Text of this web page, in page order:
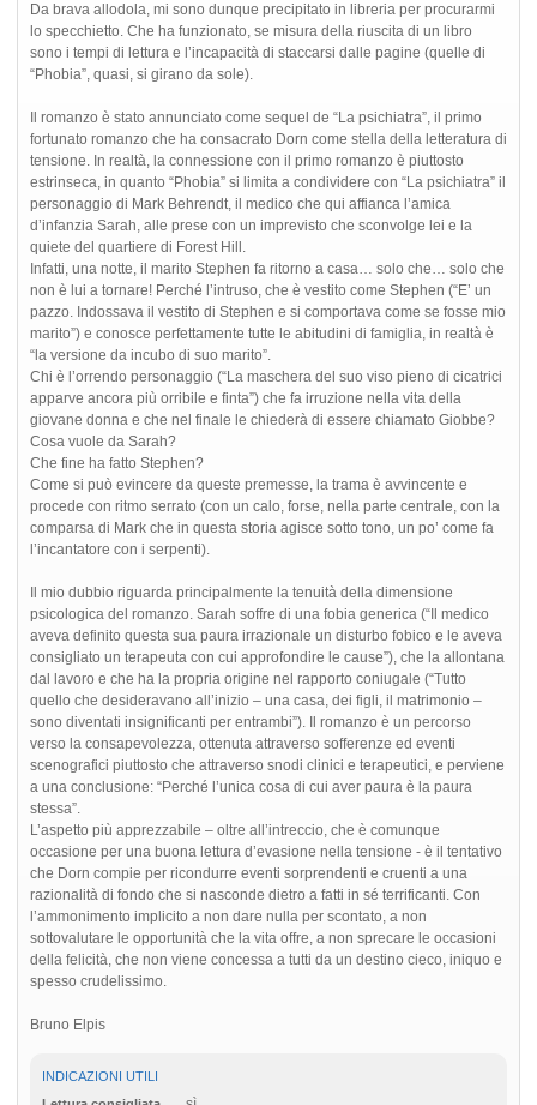
Da brava allodola, mi sono dunque precipitato in libreria per procurarmi
lo specchietto. Che ha funzionato, se misura della riuscita di un libro
sono i tempi di lettura e l’incapacità di staccarsi dalle pagine (quelle di
“Phobia”, quasi, si girano da sole).
Il romanzo è stato annunciato come sequel de “La psichiatra”, il primo
fortunato romanzo che ha consacrato Dorn come stella della letteratura di
tensione. In realtà, la connessione con il primo romanzo è piuttosto
estrinseca, in quanto “Phobia” si limita a condividere con “La psichiatra” il
personaggio di Mark Behrendt, il medico che qui affianca l’amica
d’infanzia Sarah, alle prese con un imprevisto che sconvolge lei e la
quiete del quartiere di Forest Hill.
Infatti, una notte, il marito Stephen fa ritorno a casa… solo che… solo che
non è lui a tornare! Perché l’intruso, che è vestito come Stephen (“E’ un
pazzo. Indossava il vestito di Stephen e si comportava come se fosse mio
marito”) e conosce perfettamente tutte le abitudini di famiglia, in realtà è
“la versione da incubo di suo marito”.
Chi è l’orrendo personaggio (“La maschera del suo viso pieno di cicatrici
apparve ancora più orribile e finta”) che fa irruzione nella vita della
giovane donna e che nel finale le chiederà di essere chiamato Giobbe?
Cosa vuole da Sarah?
Che fine ha fatto Stephen?
Come si può evincere da queste premesse, la trama è avvincente e
procede con ritmo serrato (con un calo, forse, nella parte centrale, con la
comparsa di Mark che in questa storia agisce sotto tono, un po’ come fa
l’incantatore con i serpenti).
Il mio dubbio riguarda principalmente la tenuità della dimensione
psicologica del romanzo. Sarah soffre di una fobia generica (“Il medico
aveva definito questa sua paura irrazionale un disturbo fobico e le aveva
consigliato un terapeuta con cui approfondire le cause”), che la allontana
dal lavoro e che ha la propria origine nel rapporto coniugale (“Tutto
quello che desideravano all’inizio – una casa, dei figli, il matrimonio –
sono diventati insignificanti per entrambi”). Il romanzo è un percorso
verso la consapevolezza, ottenuta attraverso sofferenze ed eventi
scenografici piuttosto che attraverso snodi clinici e terapeutici, e perviene
a una conclusione: “Perché l’unica cosa di cui aver paura è la paura
stessa”.
L’aspetto più apprezzabile – oltre all’intreccio, che è comunque
occasione per una buona lettura d’evasione nella tensione - è il tentativo
che Dorn compie per ricondurre eventi sorprendenti e cruenti a una
razionalità di fondo che si nasconde dietro a fatti in sé terrificanti. Con
l’ammonimento implicito a non dare nulla per scontato, a non
sottovalutare le opportunità che la vita offre, a non sprecare le occasioni
della felicità, che non viene concessa a tutti da un destino cieco, iniquo e
spesso crudelissimo.
Bruno Elpis
INDICAZIONI UTILI